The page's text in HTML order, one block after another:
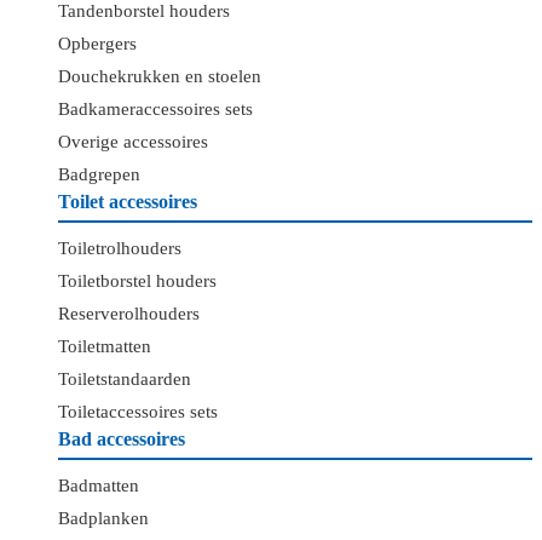
Tandenborstel houders
Opbergers
Douchekrukken en stoelen
Badkameraccessoires sets
Overige accessoires
Badgrepen
Toilet accessoires
Toiletrolhouders
Toiletborstel houders
Reserverolhouders
Toiletmatten
Toiletstandaarden
Toiletaccessoires sets
Bad accessoires
Badmatten
Badplanken